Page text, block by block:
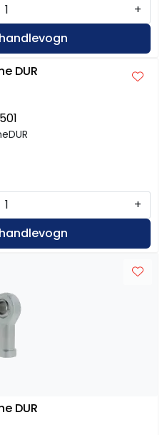
+
DUR
+
DUR